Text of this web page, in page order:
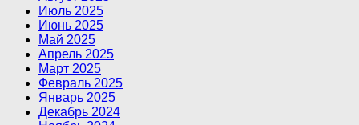
Июль 2025
Июнь 2025
Май 2025
Апрель 2025
Март 2025
Февраль 2025
Январь 2025
Декабрь 2024